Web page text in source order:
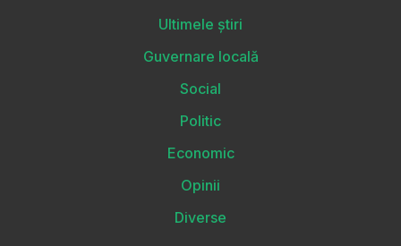
Ultimele știri
Guvernare locală
Social
Politic
Economic
Opinii
Diverse